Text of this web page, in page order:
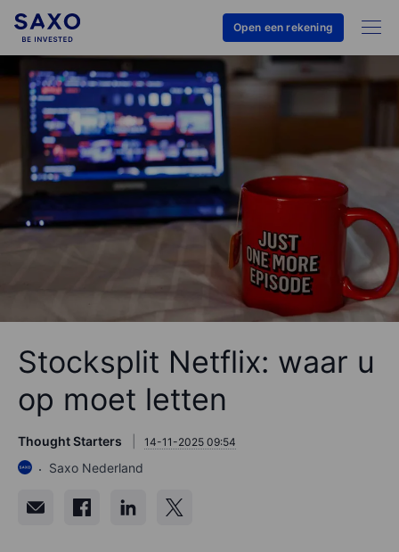
Open een rekening
Stocksplit Netflix: waar u
op moet letten
Thought Starters 14-11-2025 09:54
Saxo Nederland